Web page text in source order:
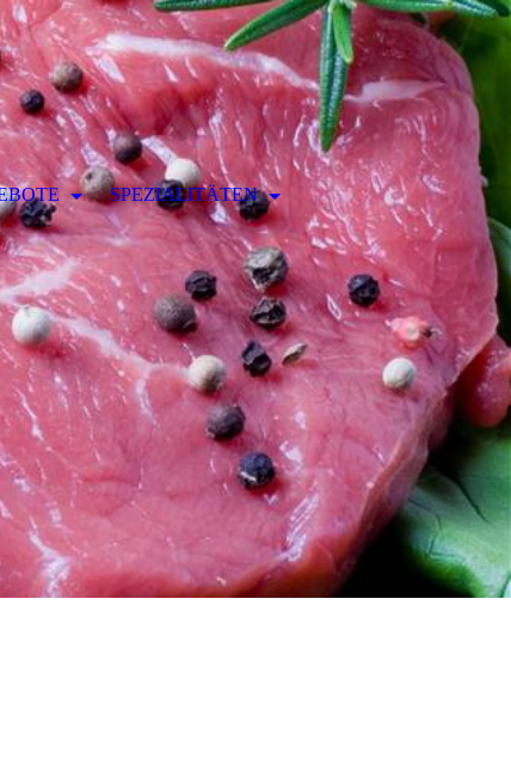
SPEZIALITÄTEN